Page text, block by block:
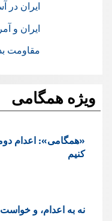
ایران
ایران و
مقاومت
ویژه همگامی
«همگامی»: اعدام
کنیم
نه به اعدام، و